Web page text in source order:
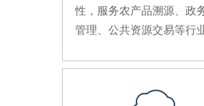
性，服务农产品溯源、政
管理、公共资源交易等行业